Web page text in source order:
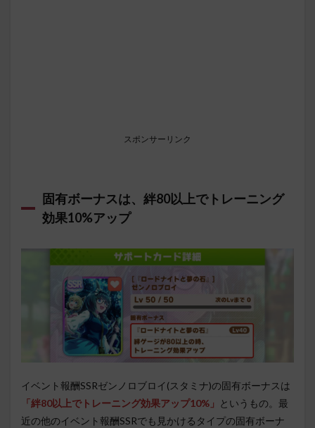
スポンサーリンク
固有ボーナスは、絆80以上でトレーニング
効果10%アップ
イベント報酬SSRゼンノロブロイ(スタミナ)の固有ボーナスは
「絆80以上でトレーニング効果アップ10%」 というもの。最
近の他のイベント報酬SSRでも見かけるタイプの固有ボーナ